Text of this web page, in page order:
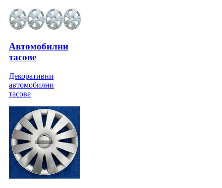
Автомобилни
тасове
Декоративни
автомобилни
тасове